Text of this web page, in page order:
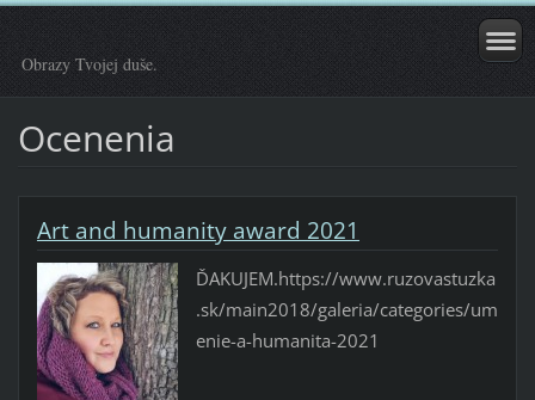
Obrazy Tvojej duše.
Ocenenia
Art and humanity award 2021
ĎAKUJEM.https://www.ruzovastuzka
.sk/main2018/galeria/categories/um
enie-a-humanita-2021